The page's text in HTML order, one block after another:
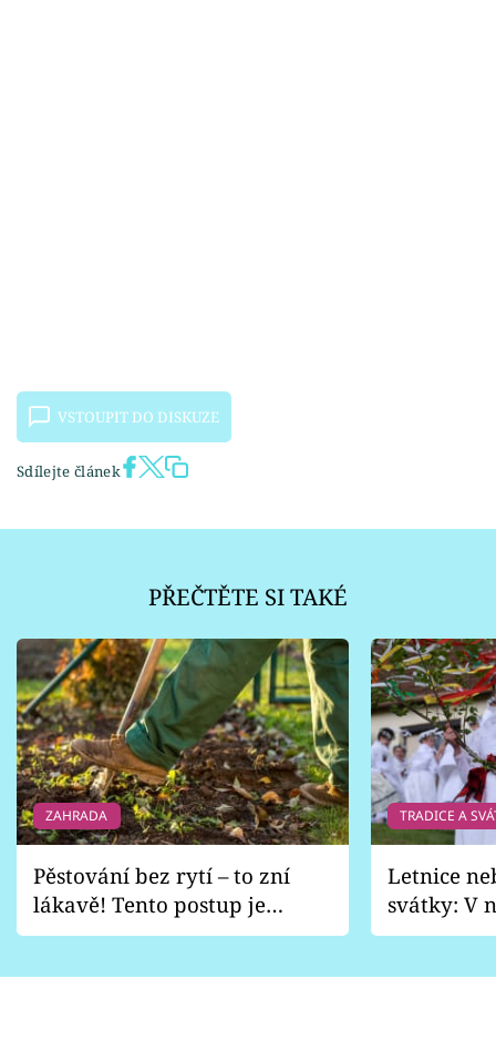
VSTOUPIT DO DISKUZE
Sdílejte článek
PŘEČTĚTE SI TAKÉ
ZAHRADA
Pěstování bez rytí – to zní
lákavě! Tento postup je
vhodný jen pro některé
TRADICE A
Letnice
svátky: V
pondělí